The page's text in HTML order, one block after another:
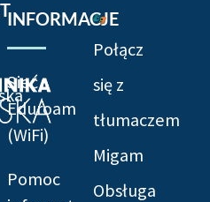
INFORMACJE
Sieć
Eduroam
(WiFi)
Pomoc
Połącz
się z
tłumaczem
Migam
Obsługa